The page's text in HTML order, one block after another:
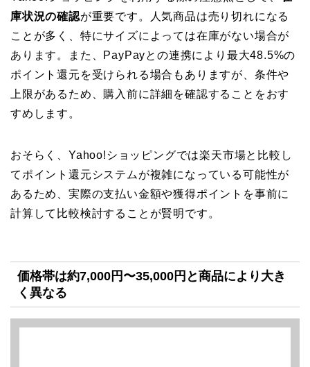
庫状況の確認が重要です。人気商品は売り切れになる
ことが多く、特にサイズによっては在庫がない場合が
あります。また、PayPayとの連携により最大48.5%の
ポイント還元を受けられる場合もありますが、条件や
上限があるため、購入前に詳細を確認することをおす
すめします。
おそらく、Yahoo!ショッピングでは楽天市場と比較し
てポイント還元システムが複雑になっている可能性が
あるため、実際の支払い金額や獲得ポイントを事前に
計算して比較検討することが賢明です。
価格帯は約7,000円〜35,000円と商品により大き
く異なる